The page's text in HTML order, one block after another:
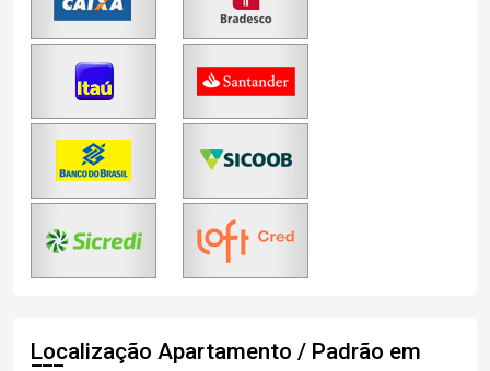
Localização Apartamento / Padrão em